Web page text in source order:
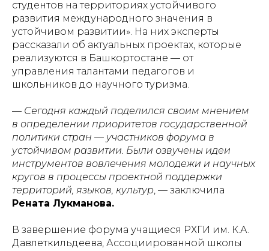
студентов на территориях устойчивого
развития международного значения в
устойчивом развитии». На них эксперты
рассказали об актуальных проектах, которые
реализуются в Башкортостане — от
управления талантами педагогов и
школьников до научного туризма.
— Сегодня каждый поделился своим мнением
в определении приоритетов государственной
политики стран — участников форума в
устойчивом развитии. Были озвучены идеи
инструментов вовлечения молодежи и научных
кругов в процессы проектной поддержки
территорий, языков, культур, — заключила
Рената Лукманова.
В завершение форума учащиеся РХГИ им. К.А.
Давлеткильдеева, Ассоциированной школы